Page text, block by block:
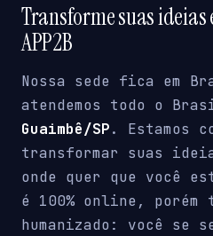
Transforme suas
APP2B
Nossa sede fica em
atendemos todo o
Guaimbê/SP. Estamos
transformar suas
onde quer que você
é 100% online, porém
humanizado: você se